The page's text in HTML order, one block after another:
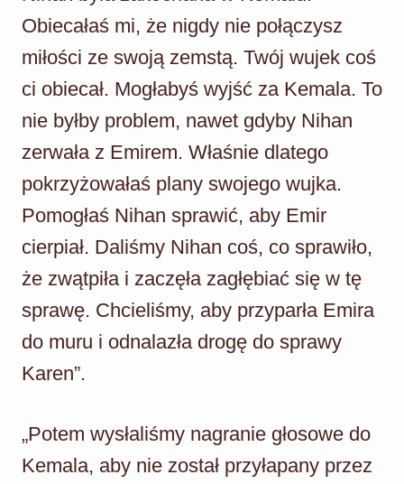
Obiecałaś mi, że nigdy nie połączysz
miłości ze swoją zemstą. Twój wujek coś
ci obiecał. Mogłabyś wyjść za Kemala. To
nie byłby problem, nawet gdyby Nihan
zerwała z Emirem. Właśnie dlatego
pokrzyżowałaś plany swojego wujka.
Pomogłaś Nihan sprawić, aby Emir
cierpiał. Daliśmy Nihan coś, co sprawiło,
że zwątpiła i zaczęła zagłębiać się w tę
sprawę. Chcieliśmy, aby przyparła Emira
do muru i odnalazła drogę do sprawy
Karen”.
„Potem wysłaliśmy nagranie głosowe do
Kemala, aby nie został przyłapany przez